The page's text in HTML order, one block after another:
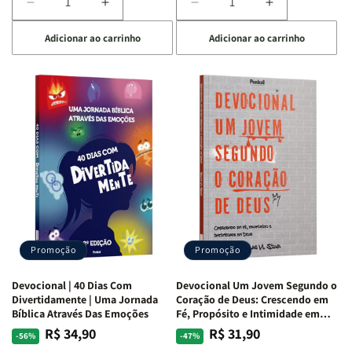
Diminuir
a
quantidade
de
Devocional
Quarto
de
Guerra
Isabelle
S.
Alves
Aumentar
a
quantidade
de
Devocional
Quarto
de
Guerra
|
Isabelle
S.
Alves
Adicionar ao carrinho
Diminuir
a
quantidade
de
Devocional
Café
com
Mulheres
da
Bíblia
Equipe
Teológica
Penkal
Aumentar
a
quantidade
de
Devocional
Café
com
Mulheres
da
Bíblia
|
Equipe
Teológica
Penkal
Adicionar ao carrinho
Promoção
Devocional | 40 Dias Com
Divertidamente | Uma Jornada
Bíblica Através Das Emoções
-56%
Preço
PreçoR$ 34,90
Promoção
Devocional Um Jovem Segundo o
Coração de Deus: Crescendo em
Fé, Propósito e Intimidade em
Deus
-47%
Preço
PreçoR$ 31,90